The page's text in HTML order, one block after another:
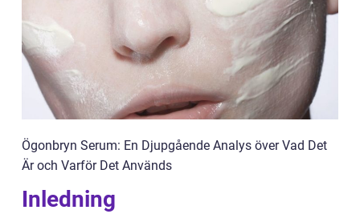
Ögonbryn Serum: En Djupgående Analys över Vad Det
Är och Varför Det Används
Inledning